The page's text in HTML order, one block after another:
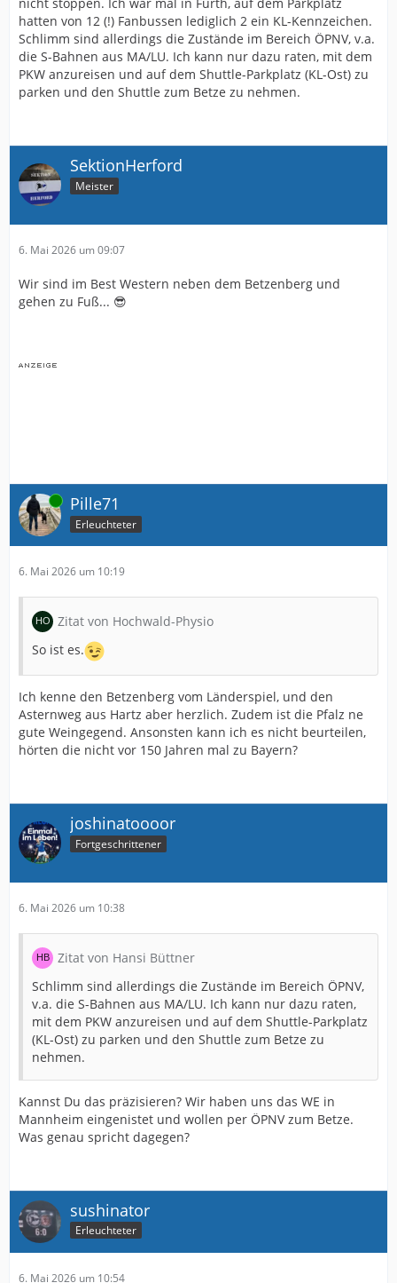
hatten von 12 (!) Fanbussen lediglich 2 ein KL-Kennzeichen.
Schlimm sind allerdings die Zustände im Bereich ÖPNV, v.a.
die S-Bahnen aus MA/LU. Ich kann nur dazu raten, mit dem
PKW anzureisen und auf dem Shuttle-Parkplatz (KL-Ost) zu
parken und den Shuttle zum Betze zu nehmen.
SektionHerford
Meister
6. Mai 2026 um 09:07
Wir sind im Best Western neben dem Betzenberg und
gehen zu Fuß... 😎
Online Pille71
Erleuchteter
6. Mai 2026 um 10:19
Zitat von Hochwald-Physio
So ist es.
Ich kenne den Betzenberg vom Länderspiel, und den
Asternweg aus Hartz aber herzlich. Zudem ist die Pfalz ne
gute Weingegend. Ansonsten kann ich es nicht beurteilen,
hörten die nicht vor 150 Jahren mal zu Bayern?
joshinatoooor
Fortgeschrittener
6. Mai 2026 um 10:38
Zitat von Hansi Büttner
Schlimm sind allerdings die Zustände im Bereich ÖPNV,
v.a. die S-Bahnen aus MA/LU. Ich kann nur dazu raten,
mit dem PKW anzureisen und auf dem Shuttle-Parkplatz
(KL-Ost) zu parken und den Shuttle zum Betze zu
nehmen.
Kannst Du das präzisieren? Wir haben uns das WE in
Mannheim eingenistet und wollen per ÖPNV zum Betze.
Was genau spricht dagegen?
sushinator
Erleuchteter
6. Mai 2026 um 10:54